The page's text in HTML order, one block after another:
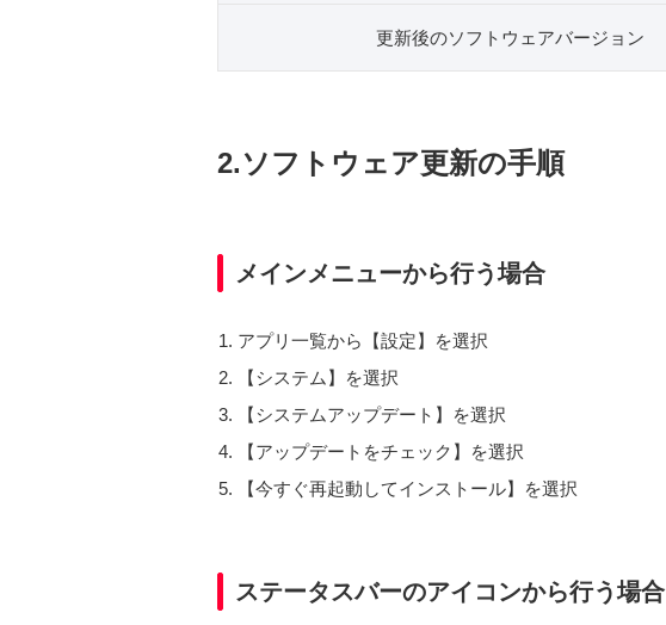
更新後のソフトウェアバージョン
2.ソフトウェア更新の手順
メインメニューから行う場合
アプリ一覧から【設定】を選択
【システム】を選択
【システムアップデート】を選択
【アップデートをチェック】を選択
【今すぐ再起動してインストール】を選択
ステータスバーのアイコンから行う場合